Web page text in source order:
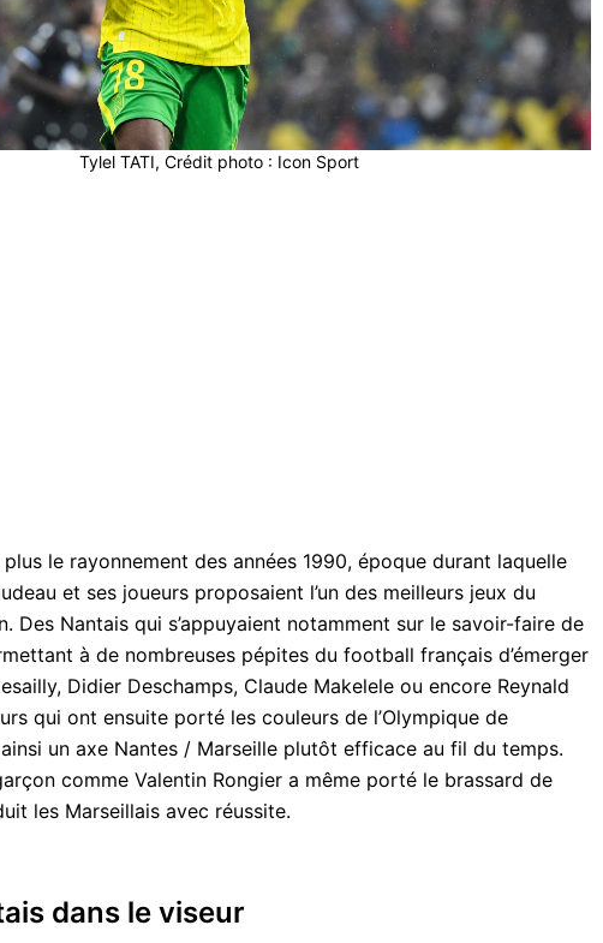
Tylel TATI, Crédit photo : Icon Sport
plus le rayonnement des années 1990, époque durant laquelle
et ses joueurs proposaient l’un des meilleurs jeux du
Des Nantais qui s’appuyaient notamment sur le savoir-faire de
à de nombreuses pépites du football français d’émerger
Didier Deschamps, Claude Makelele ou encore Reynald
qui ont ensuite porté les couleurs de l’Olympique de
un axe Nantes / Marseille plutôt efficace au fil du temps.
comme Valentin Rongier a même porté le brassard de
les Marseillais avec réussite.
dans le viseur